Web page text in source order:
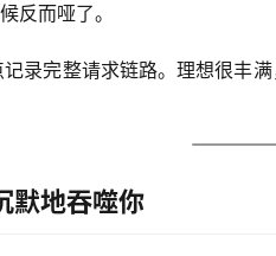
反而哑了。
录完整请求链路。理想很丰
默地吞噬你